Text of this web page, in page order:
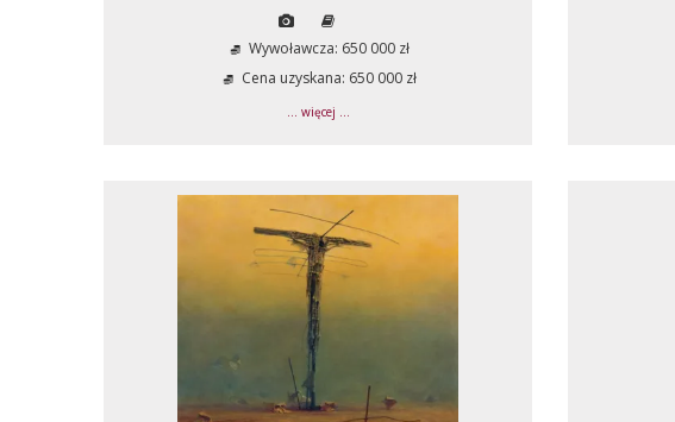
Wywoławcza: 650 000 zł
Cena uzyskana: 650 000 zł
... więcej ...